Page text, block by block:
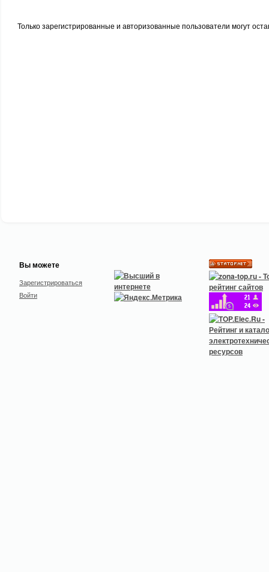
Только зарегистрированные и авторизованные пользователи могут
Вы можете
Зарегистрироваться
Войти